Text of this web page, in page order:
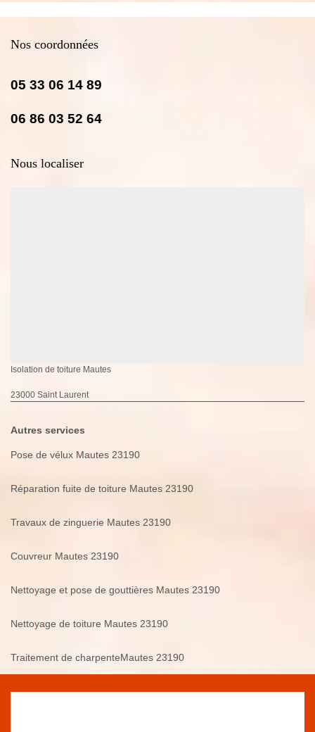
Nos coordonnées
05 33 06 14 89
06 86 03 52 64
Nous localiser
Isolation de toiture Mautes
23000 Saint Laurent
Autres services
Pose de vélux Mautes 23190
Réparation fuite de toiture Mautes 23190
Travaux de zinguerie Mautes 23190
Couvreur Mautes 23190
Nettoyage et pose de gouttières Mautes 23190
Nettoyage de toiture Mautes 23190
Traitement de charpenteMautes 23190